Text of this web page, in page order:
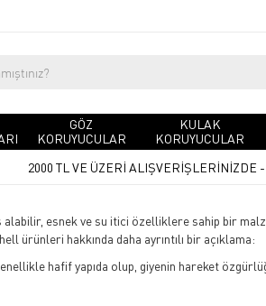
GÖZ
KORUYUCULAR
KULAK
KORUYUCULAR
2000 TL VE ÜZERİ ALIŞVERİŞLERİNİZDE -
esnek ve su itici özelliklere sahip bir
ürünleri hakkında daha ayrıntılı bir açıklama:
hafif yapıda olup, giyenin hareket